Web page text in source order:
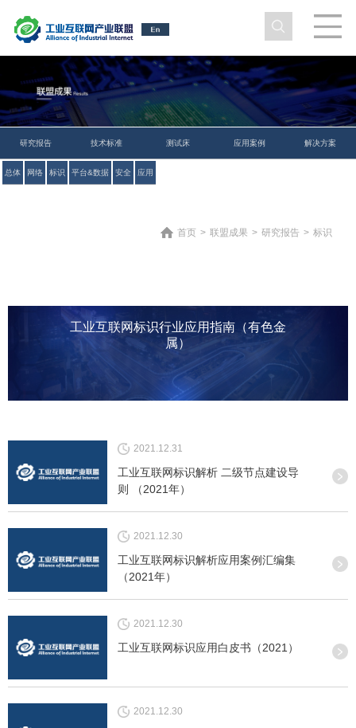
研究报告
总体 网络 标识 平台&数据 安全 应用
技术标准 测试床 应用案例 解决方案
首页 > 联盟成果 > 研究报告 > 标识
工业互联网标识行业应用指南（有色金
属）
2021.12.31
工业互联网标识解析 二级节点建设导
则 （2021年）
2021.12.30
工业互联网标识解析应用案例汇编集
（2021年）
2021.12.30
工业互联网标识应用白皮书（2021）
2021.12.30